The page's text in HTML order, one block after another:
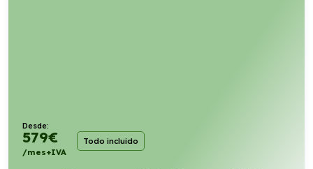
Desde:
579€
/mes+IVA
Todo incluido